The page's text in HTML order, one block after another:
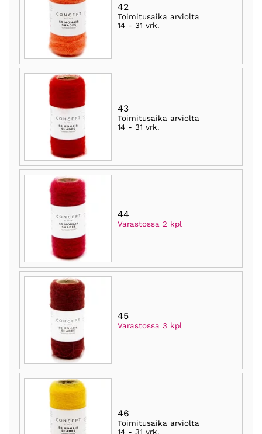
42
Toimitusaika arviolta
14 - 31 vrk.
43
Toimitusaika arviolta
14 - 31 vrk.
44
Varastossa 2 kpl
45
Varastossa 3 kpl
46
Toimitusaika arviolta
14 - 31 vrk.